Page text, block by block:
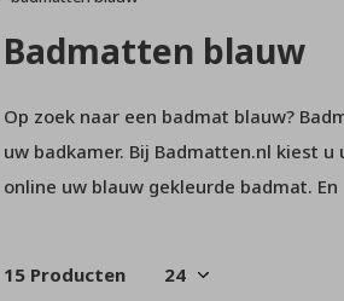
Badmatten blauw
Op zoek naar een badmat blauw?
uw badkamer. Bij Badmatten.nl kiest
online uw blauw gekleurde badmat. En
15 Producten